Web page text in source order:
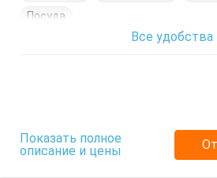
Посуда
Все удобства
Показать полное
описание и цены